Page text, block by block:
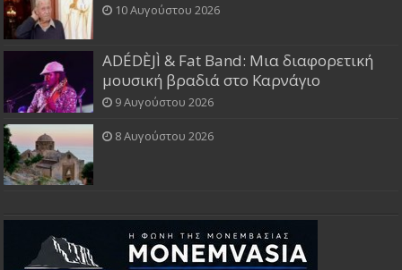
10 Αυγούστου 2026
ADÉDÈJÌ & Fat Band: Μια διαφορετική
μουσική βραδιά στο Καρνάγιο
9 Αυγούστου 2026
8 Αυγούστου 2026